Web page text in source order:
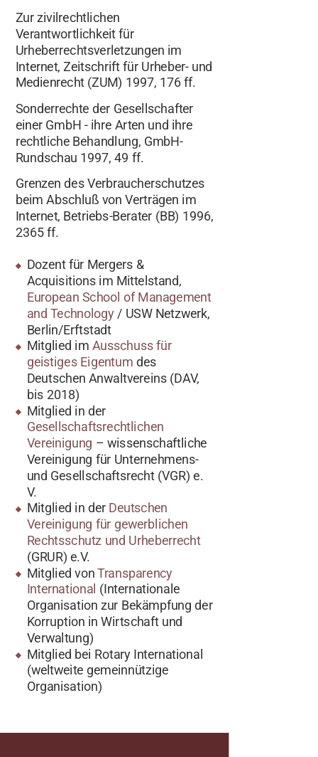
Zur zivilrechtlichen
Verantwortlichkeit für
Urheberrechtsverletzungen im
Internet, Zeitschrift für Urheber- und
Medienrecht (ZUM) 1997, 176 ff.
Sonderrechte der Gesellschafter
einer GmbH - ihre Arten und ihre
rechtliche Behandlung, GmbH-
Rundschau 1997, 49 ff.
Grenzen des Verbraucherschutzes
beim Abschluß von Verträgen im
Internet, Betriebs-Berater (BB) 1996,
2365 ff.
Dozent für Mergers &
Acquisitions im Mittelstand,
European School of Management
and Technology / USW Netzwerk,
Berlin/Erftstadt
Mitglied im Ausschuss für
geistiges Eigentum des
Deutschen Anwaltvereins (DAV,
bis 2018)
Mitglied in der
Gesellschaftsrechtlichen
Vereinigung – wissenschaftliche
Vereinigung für Unternehmens-
und Gesellschaftsrecht (VGR) e.
V.
Mitglied in der Deutschen
Vereinigung für gewerblichen
Rechtsschutz und Urheberrecht
(GRUR) e.V.
Mitglied vonTransparency
International (Internationale
Organisation zur Bekämpfung der
Korruption in Wirtschaft und
Verwaltung)
Mitglied bei Rotary International
(weltweite gemeinnützige
Organisation)